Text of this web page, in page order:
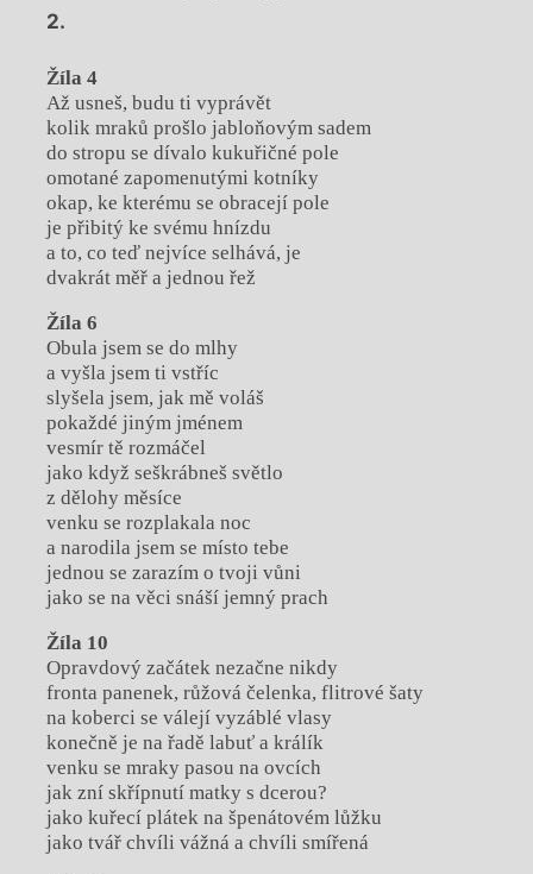
Žíla 4
Až usneš, budu ti vyprávět
kolik mraků prošlo jabloňovým sadem
do stropu se dívalo kukuřičné pole
omotané zapomenutými kotníky
okap, ke kterému se obracejí pole
je přibitý ke svému hnízdu
a to, co teď nejvíce selhává, je
dvakrát měř a jednou řež
Žíla 6
Obula jsem se do mlhy
a vyšla jsem ti vstříc
slyšela jsem, jak mě voláš
pokaždé jiným jménem
vesmír tě rozmáčel
jako když seškrábneš světlo
z dělohy měsíce
venku se rozplakala noc
a narodila jsem se místo tebe
jednou se zarazím o tvoji vůni
jako se na věci snáší jemný prach
Žíla 10
Opravdový začátek nezačne nikdy
fronta panenek, růžová čelenka, flitrové šaty
na koberci se válejí vyzáblé vlasy
konečně je na řadě labuť a králík
venku se mraky pasou na ovcích
jak zní skřípnutí matky s dcerou?
jako kuřecí plátek na špenátovém lůžku
jako tvář chvíli vážná a chvíli smířená